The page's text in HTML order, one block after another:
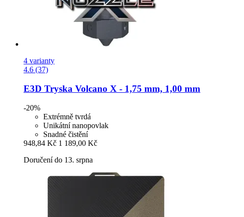
4 varianty
4.6 (37)
E3D Tryska Volcano X -​ 1,75 mm, 1,00 mm
-20%
Extrémně tvrdá
Unikátní nanopovlak
Snadné čistění
948,84 Kč 1 189,00 Kč
Doručení do 13. srpna